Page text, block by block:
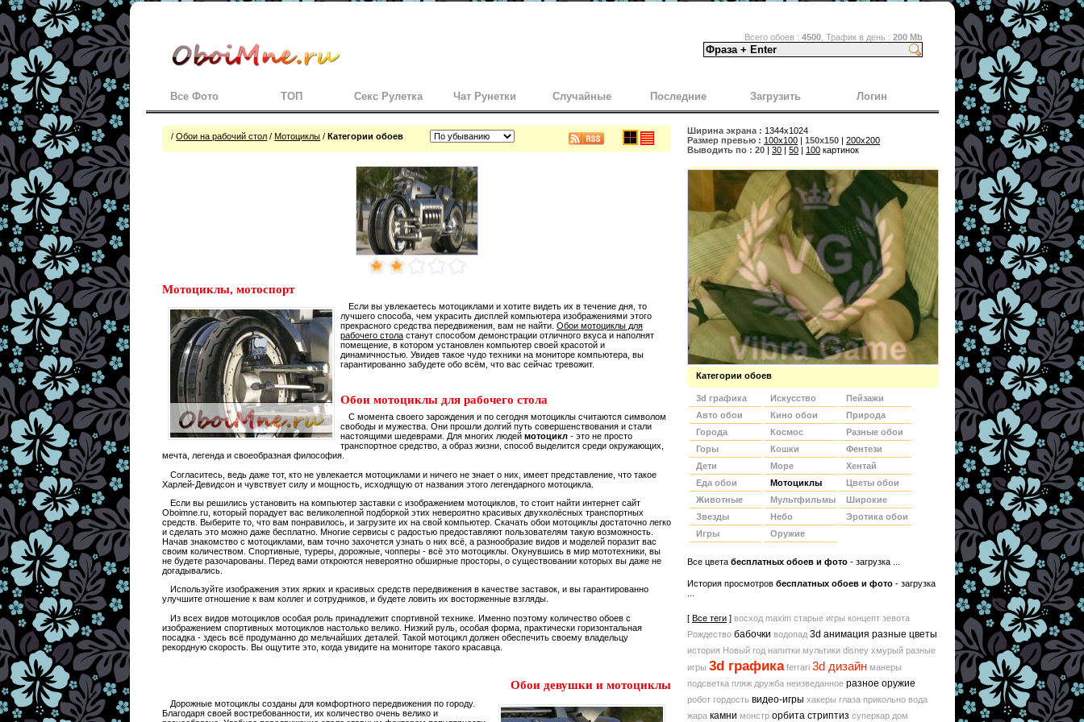
Всего обоев : 4500 , Трафик в день : 200 Mb
Все Фото ТОП Секс Рулетка Чат Рунетки Случайные Последние Загрузить Логин
/Обои на рабочий стол / Мотоциклы / Категории обоев
Мотоциклы, мотоспорт
Если вы увлекаетесь мотоциклами и хотите видеть их в течение дня, то
лучшего способа, чем украсить дисплей компьютера изображениями этого
прекрасного средства передвижения, вам не найти. Обои мотоциклы для
рабочего стола станут способом демонстрации отличного вкуса и наполнят
помещение, в котором установлен компьютер своей красотой и
динамичностью. Увидев такое чудо техники на мониторе компьютера, вы
гарантированно забудете обо всём, что вас сейчас тревожит.
Обои мотоциклы для рабочего стола
С момента своего зарождения и по сегодня мотоциклы считаются символом
свободы и мужества. Они прошли долгий путь совершенствования и стали
настоящими шедеврами. Для многих людей мотоцикл - это не просто
транспортное средство, а образ жизни, способ выделится среди окружающих,
мечта, легенда и своеобразная философия.
Согласитесь, ведь даже тот, кто не увлекается мотоциклами и ничего не знает о них, имеет представление, что такое
Харлей-Девидсон и чувствует силу и мощность, исходящую от названия этого легендарного мотоцикла.
Если вы решились установить на компьютер заставки с изображением мотоциклов, то стоит найти интернет сайт
Oboimne.ru, который порадует вас великолепной подборкой этих невероятно красивых двухколёсных транспортных
средств. Выберите то, что вам понравилось, и загрузите их на свой компьютер. Скачать обои мотоциклы достаточно легко
и сделать это можно даже бесплатно. Многие сервисы с радостью предоставляют пользователям такую возможность.
Начав знакомство с мотоциклами, вам точно захочется узнать о них всё, а разнообразие видов и моделей поразит вас
своим количеством. Спортивные, туреры, дорожные, чопперы - всё это мотоциклы. Окунувшись в мир мототехники, вы
не будете разочарованы. Перед вами откроются невероятно обширные просторы, о существовании которых вы даже не
догадывались.
Используйте изображения этих ярких и красивых средств передвижения в качестве заставок, и вы гарантированно
улучшите отношение к вам коллег и сотрудников, и будете ловить их восторженные взгляды.
Из всех видов мотоциклов особая роль принадлежит спортивной технике. Именно поэтому количество обоев с
изображением спортивных мотоциклов настолько велико. Низкий руль, особая форма, практически горизонтальная
посадка - здесь всё продуманно до мельчайших деталей. Такой мотоцикл должен обеспечить своему владельцу
рекордную скорость. Вы ощутите это, когда увидите на мониторе такого красавца.
Обои девушки и мотоциклы
Дорожные мотоциклы созданы для комфортного передвижения по городу.
Благодаря своей востребованности, их количество очень велико и
Ширина экрана : 1344x1024
Размер превью : 100x100 | 150x150 | 200x200
Выводить по : 20 | 30 | 50 | 100 картинок
Категории обоев
3d графика
обои
Авто обои
Города
Горы
Дети
Еда обои
Животные
Звезды
Игры
Искусство
Кино обои
Космос
Кошки
Море
Мотоциклы
Мультфильмы
Небо
Оружие
Пейзажи
Природа
Разные обои
Фентези
Хентай
Цветы обои
Широкие
Эротика обои
Все цвета беcплатных обоев и фото - загрузка ...
История просмотров бесплатных обоев и фото - загрузка
[ Все теги ] восход maxim старые игры концепт зевота
Рождество бабочки водопад 3d анимация разные цветы
история Новый год напитки мультики disney хмурый разные
игры 3d графика ferrari 3d дизайн манеры
подсветка пляж дружба неизведанное разное оружие
робот гордость видео-игры хакеры глаза прикольно вода
жара камни монстр орбита стриптиз суперкар дом